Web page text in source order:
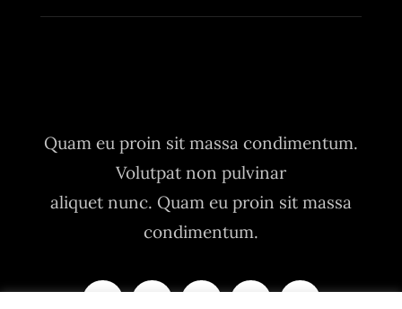
Quam eu proin sit massa condimentum.
Volutpat non pulvinar
aliquet nunc. Quam eu proin sit massa
condimentum.